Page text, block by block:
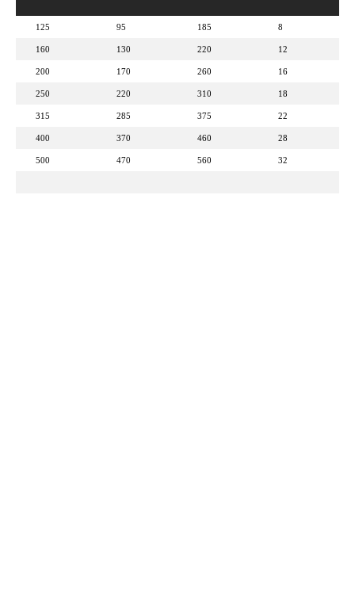
125 95 185 8
160 130 220 12
200 170 260 16
250 220 310 18
315 285 375 22
400 370 460 28
500 470 560 32